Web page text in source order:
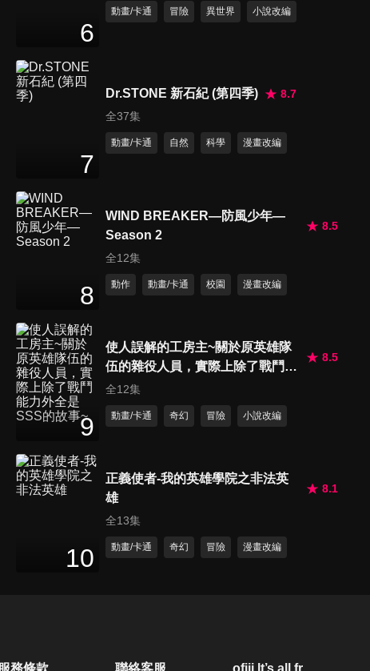
6
動畫/卡通 冒險 異世界 小說改編
7
Dr.STONE 新石紀 (第四季)
8.7
全37集
動畫/卡通 自然 科學 漫畫改編
8
WIND BREAKER—防風少年—
Season 2
8.5
全12集
動作 動畫/卡通 校園 漫畫改編
9
使人誤解的工房主~關於原英雄隊
伍的雜役人員，實際上除了戰鬥能
力外全是SSS的故事~
8.5
全12集
動畫/卡通 奇幻 冒險 小說改編
10
正義使者-我的英雄學院之非法英
雄
8.1
全13集
動畫/卡通 奇幻 冒險 漫畫改編
服務條款 聯絡客服